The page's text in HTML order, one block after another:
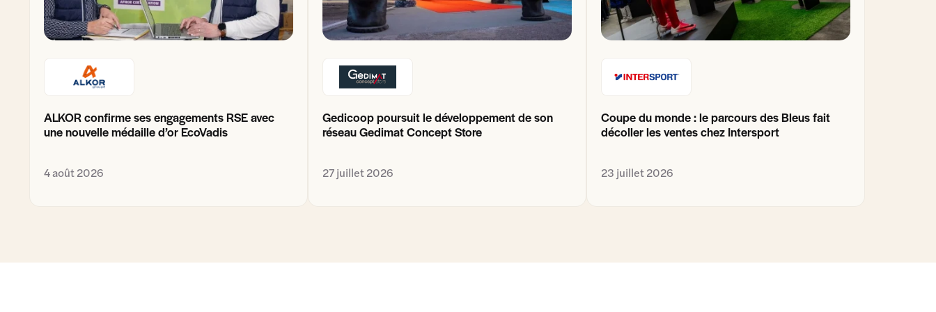
ALKOR confirme ses engagements RSE avec
une nouvelle médaille d’or EcoVadis
4 août 2026
Gedicoop poursuit le développement de son
réseau Gedimat Concept Store
27 juillet 2026
Coupe du monde : le parcours des Bleus fait
décoller les ventes chez Intersport
23 juillet 2026